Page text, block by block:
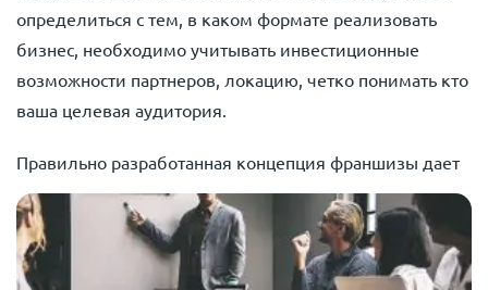
определиться с тем, в каком формате реализовать
бизнес, необходимо учитывать инвестиционные
возможности партнеров, локацию, четко понимать кто
ваша целевая аудитория.
Правильно разработанная концепция франшизы дает